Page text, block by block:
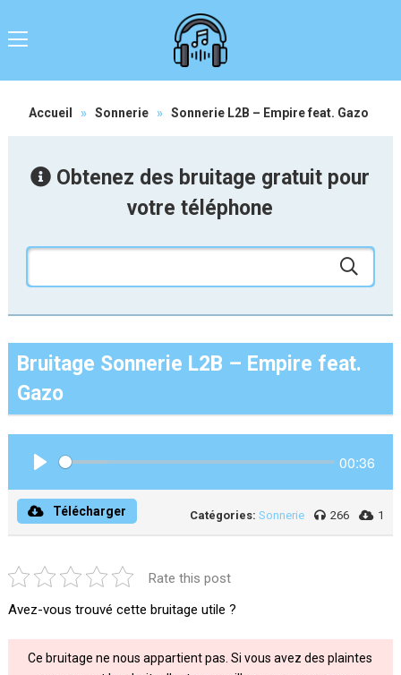
Accueil » Sonnerie » Sonnerie L2B – Empire feat. Gazo
Obtenez des bruitage gratuit pour
votre téléphone
Bruitage Sonnerie L2B – Empire feat.
Gazo
00:36
Télécharger Catégories: Sonnerie 266 1
Rate this post
Avez-vous trouvé cette bruitage utile ?
Ce bruitage ne nous appartient pas. Si vous avez des plaintes